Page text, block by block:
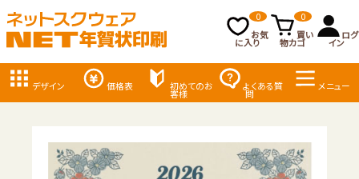
お気
に入り
0
買い
物カゴ
0
ログ
イン
デザイン 価格表 初めてのお
客様
よくある質
問
メニュー